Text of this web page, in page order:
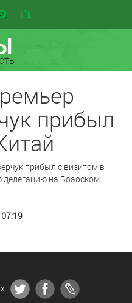
прибыл
прибыл с визитом в
делегацию на Боаоском